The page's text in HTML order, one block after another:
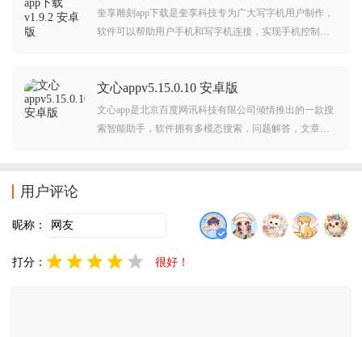
奎享雕刻app下载是奎享科技专为广大写字机用户制作，
软件可以帮助用户手机和写字机连接，实现手机控制，
文心appv5.15.0.10 安卓版
文心app是北京百度网讯科技有限公司倾情推出的一款搜
索智能助手，软件拥有多模态搜索，问题解答，文章创
用户评论
昵称：
打分： 很好！